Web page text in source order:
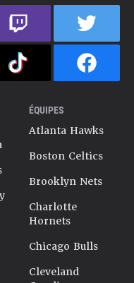
ÉQUIPES
Atlanta Hawks
Boston Celtics
Brooklyn Nets
Charlotte
Hornets
Chicago Bulls
Cleveland